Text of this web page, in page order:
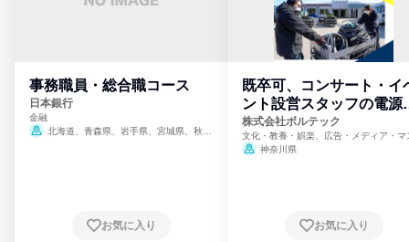
事務職員・総合職コース
日本銀行
金融
北海道、青森県、岩手県、宮城県、秋田
崎県、熊本県、大分県、宮崎県、鹿児島県、
お気に入り
既卒可、コンサート・イ
ント設営スタッフの電源
門
株式会社ボルテック
文化・教養・娯楽、広告・メディア・マ
ミ、電力・ガス・水道・エネルギー
神奈川県
お気に入り